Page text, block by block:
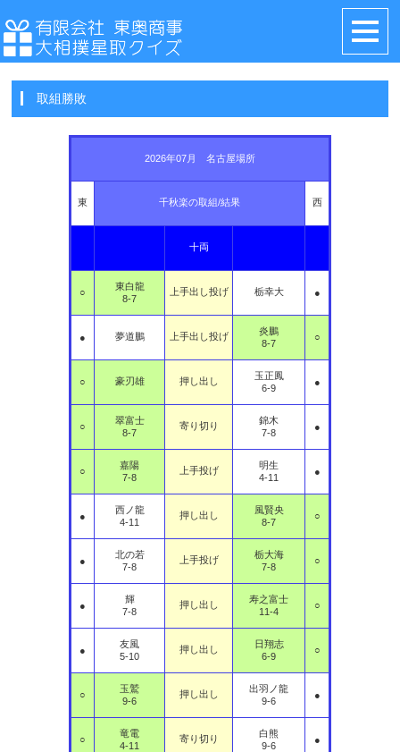
取組勝敗
2026年07月 名古屋場所
東 千秋楽の取組/結果 西
十両
○
東白龍
8-7
上手出し投げ 栃幸大 ●
● 夢道鵬 上手出し投げ
炎鵬
8-7
○
○ 豪刃雄 押し出し
玉正鳳
6-9
●
○
翠富士
8-7
寄り切り
錦木
7-8
●
○
嘉陽
7-8
上手投げ
明生
4-11
●
●
西ノ龍
4-11
押し出し
風賢央
8-7
○
●
北の若
7-8
上手投げ
栃大海
7-8
○
●
輝
7-8
押し出し
寿之富士
11-4
○
●
友風
5-10
押し出し
日翔志
6-9
○
○
玉鷲
9-6
押し出し
出羽ノ龍
9-6
●
○
竜電
4-11
寄り切り
白熊
9-6
●